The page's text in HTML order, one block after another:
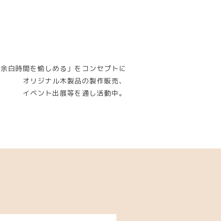
白時間を愉しめる」をコンセプトに
オリジナル木製品の製作販売、
イベント出展等を通し活動中。